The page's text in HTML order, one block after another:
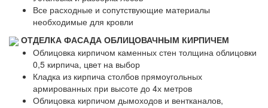
Все расходные и сопутствующие материалы
необходимые для кровли
ОТДЕЛКА ФАСАДА ОБЛИЦОВАЧНЫМ КИРПИЧЕМ
Облицовка кирпичом каменных стен толщина облицовки
0,5 кирпича, цвет на выбор
Кладка из кирпича столбов прямоугольных
армированных при высоте до 4х метров
Облицовка кирпичом дымоходов и вентканалов,